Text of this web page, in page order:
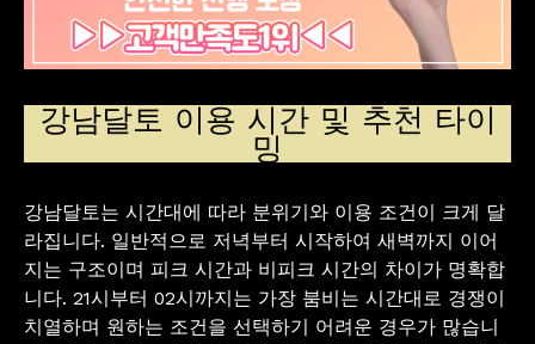
강남달토 이용 시간 및 추천 타이
밍
강남달토는 시간대에 따라 분위기와 이용 조건이 크게 달
라집니다. 일반적으로 저녁부터 시작하여 새벽까지 이어
지는 구조이며 피크 시간과 비피크 시간의 차이가 명확합
니다. 21시부터 02시까지는 가장 붐비는 시간대로 경쟁이
치열하며 원하는 조건을 선택하기 어려운 경우가 많습니